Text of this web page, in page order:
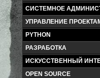
СИСТЕМНОЕ
УПРАВЛЕНИЕ
PYTHON
РАЗРАБОТКА
ИСКУССТВЕННЫЙ
OPEN SOURCE